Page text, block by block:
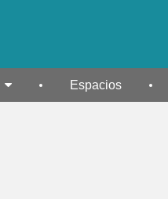
Espacios